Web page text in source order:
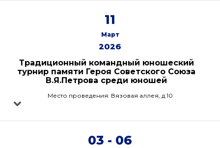
11
Март
2026
Традиционный командный юношеский
турнир памяти Героя Советского Союза
В.Я.Петрова среди юношей
Место проведения: Вязовая аллея, д.10
03 - 06